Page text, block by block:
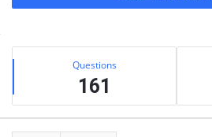
Сидіння
Stats Questions
161